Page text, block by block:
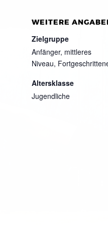
WEITERE
Zielgruppe
Anfänger, mittleres
Niveau,
Altersklasse
Jugendliche